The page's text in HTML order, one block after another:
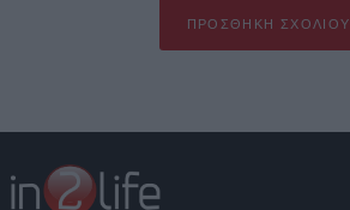
ΠΡΟΣΘΉΚΗ ΣΧΟΛΊΟΥ